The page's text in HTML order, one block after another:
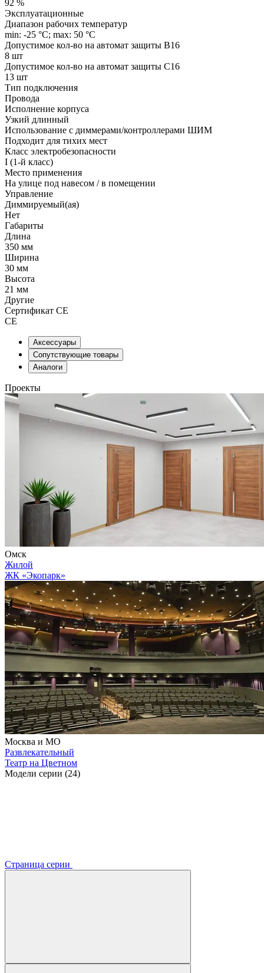
92 %
Эксплуатационные
Диапазон рабочих температур
min: -25 °C; max: 50 °C
Допустимое кол-во на автомат защиты B16
8 шт
Допустимое кол-во на автомат защиты C16
13 шт
Тип подключения
Провода
Исполнение корпуса
Узкий длинный
Использование с диммерами/контроллерами ШИМ
Подходит для тихих мест
Класс электробезопасности
I (1-й класс)
Место применения
На улице под навесом / в помещении
Управление
Диммируемый(ая)
Нет
Габариты
Длина
350 мм
Ширина
30 мм
Высота
21 мм
Другие
Сертификат CE
CE
Аксессуары
Сопутствующие товары
Аналоги
Проекты
Омск
Жилой
ЖК «Экопарк»
Москва и МО
Развлекательный
Театр на Цветном
Модели серии (24)
Страница серии